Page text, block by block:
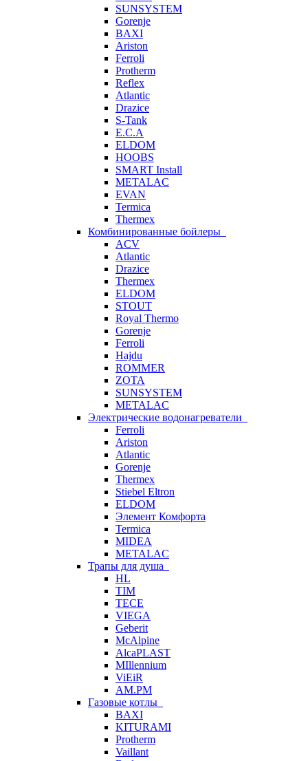
SUNSYSTEM
Gorenje
BAXI
Ariston
Ferroli
Protherm
Reflex
Atlantic
Drazice
S-Tank
E.C.A
ELDOM
HOOBS
SMART Install
METALAC
EVAN
Termica
Thermex
Комбинированные бойлеры
ACV
Atlantic
Drazice
Thermex
ELDOM
STOUT
Royal Thermo
Gorenje
Ferroli
Hajdu
ROMMER
ZOTA
SUNSYSTEM
METALAC
Электрические водонагреватели
Ferroli
Ariston
Atlantic
Gorenje
Thermex
Stiebel Eltron
ELDOM
Элемент Комфорта
Termica
MIDEA
METALAC
Трапы для душа
HL
TIM
TECE
VIEGA
Geberit
McAlpine
AlcaPLAST
MIllennium
ViEiR
AM.PM
Газовые котлы
BAXI
KITURAMI
Protherm
Vaillant